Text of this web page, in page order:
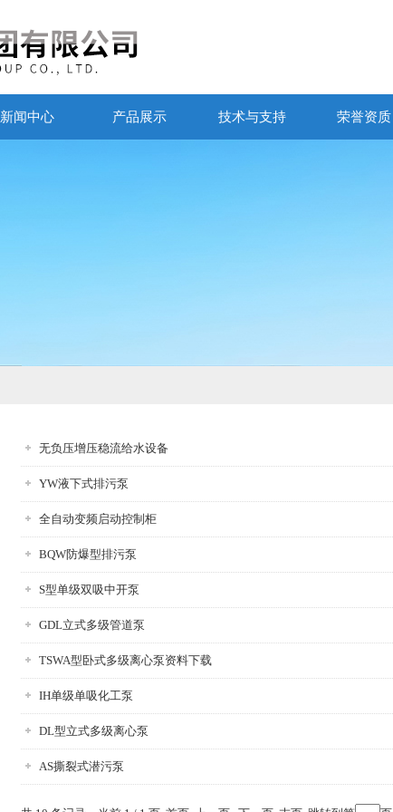
新闻中心 产品展示 技术与支持 荣誉资质
无负压增压稳流给水设备
YW液下式排污泵
全自动变频启动控制柜
BQW防爆型排污泵
S型单级双吸中开泵
GDL立式多级管道泵
TSWA型卧式多级离心泵资料下载
IH单级单吸化工泵
DL型立式多级离心泵
AS撕裂式潜污泵